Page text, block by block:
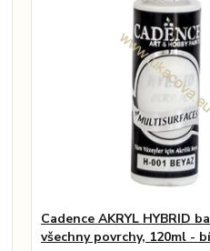
Cadence AKRYL HYBRID
všechny povrchy, 120ml -